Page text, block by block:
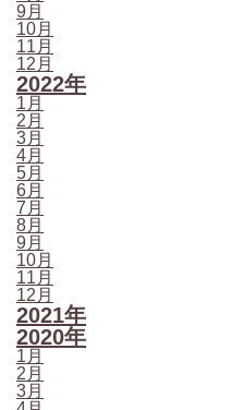
9月
10月
11月
12月
2022年
1月
2月
3月
4月
5月
6月
7月
8月
9月
10月
11月
12月
2021年
2020年
1月
2月
3月